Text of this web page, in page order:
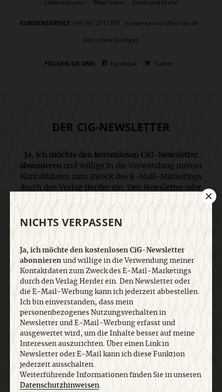
Lebensspuren
Bibel lesen kunst und kirche
KUNDENSERVICE +49 761 2717200
kundenservice@herder.de
Abo online kündigen
FOLGEN SIE UNS: Facebook Twitter
DER CIG-NEWSLETTER
Ja, ich möchte den kostenlosen CiG-Newsletter
abonnieren und willige in die Verwendung meiner
Kontaktdaten zum Zweck des E-Mail-Marketings
durch den Verlag Herder ein. Den Newsletter oder
die E-Mail-Werbung kann ich jederzeit abbestellen.
Ich bin einverstanden, dass mein
personenbezogenes Nutzungsverhalten in
Newsletter und E-Mail-Werbung erfasst und
ausgewertet wird, um die Inhalte besser auf meine
Interessen auszurichten. Über einen Link in
Newsletter oder E-Mail kann ich diese Funktion
jederzeit ausschalten. Weiterführende
Informationen finden Sie in unseren
Datenschutzhinweisen
E-Mail
NICHTS VERPASSEN
Ja, ich möchte den kostenlosen CiG-Newsletter
abonnierenund willige in die Verwendung meiner
Kontaktdaten zum Zweck des E-Mail-Marketings
durch den Verlag Herder ein. Den Newsletter oder
die E-Mail-Werbung kann ich jederzeit abbestellen.
Ich bin einverstanden, dass mein
personenbezogenes Nutzungsverhalten in
Newsletter und E-Mail-Werbung erfasst und
ausgewertet wird, um die Inhalte besser auf meine
Interessen auszurichten. Über einen Link in
Newsletter oder E-Mail kann ich diese Funktion
jederzeit ausschalten.
Weiterführende Informationen finden Sie in unseren
Datenschutzhinweisen.